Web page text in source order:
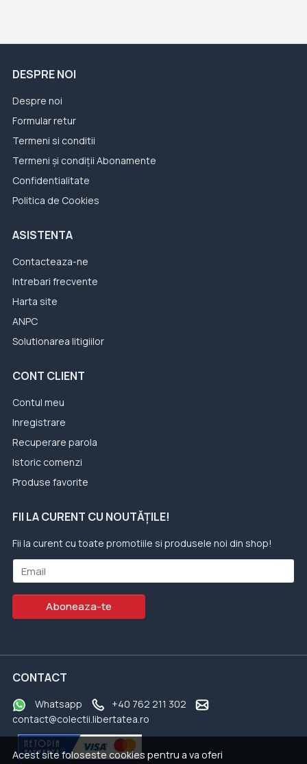
Acest site foloseste cookies pentru a va oferi
DESPRE NOI
Despre noi
Formular retur
Termeni si conditii
Termeni și condiții Abonamente
Confidentialitate
Politica de Cookies
ASISTENTA
Contacteaza-ne
Intrebari frecvente
Harta site
ANPC
Solutionarea litigiilor
CONT CLIENT
Contul meu
Inregistrare
Recuperare parola
Istoric comenzi
Produse favorite
FII LA CURENT CU NOUTĂȚILE!
Fii la curent cu toate promotiile si produsele noi din shop!
Email
Aboneaza-te
CONTACT
Whatsapp
+40 762 211 302
contact@colectii.libertatea.ro